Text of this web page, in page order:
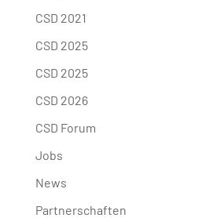
CSD 2021
CSD 2025
CSD 2025
CSD 2026
CSD Forum
Jobs
News
Partnerschaften